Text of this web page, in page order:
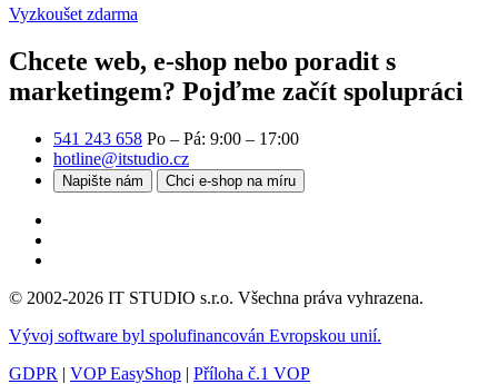
Vyzkoušet zdarma
Chcete web, e-shop nebo poradit s
marketingem? Pojďme začít spolupráci
541 243 658 Po – Pá: 9:00 – 17:00
hotline@itstudio.cz
Napište nám Chci e-shop na míru
© 2002-2026 IT STUDIO s.r.o. Všechna práva vyhrazena.
Vývoj software byl spolufinancován Evropskou unií.
GDPR | VOP EasyShop | Příloha č.1 VOP